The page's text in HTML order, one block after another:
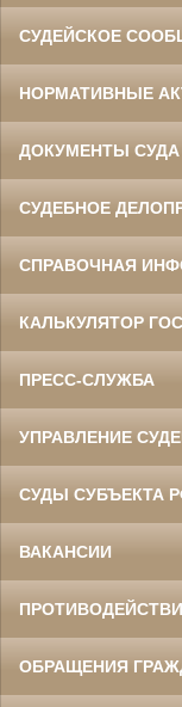
СУДЕЙСКОЕ
НОРМАТИВНЫЕ
ДОКУМЕНТЫ СУДА
СУДЕБНОЕ
СПРАВОЧНАЯ
КАЛЬКУЛЯТОР
ПРЕСС-СЛУЖБА
УПРАВЛЕНИЕ
СУДЫ СУБЪЕКТА
ВАКАНСИИ
ОБРАЩЕНИЯ